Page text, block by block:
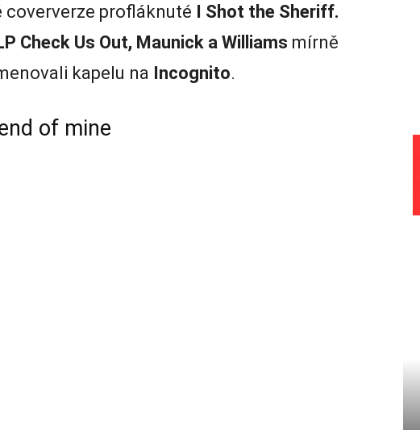
coververze profláknuté I Shot the Sheriff.
Check Us Out, Maunick a Williams mírně
kapelu na Incognito.
of mine